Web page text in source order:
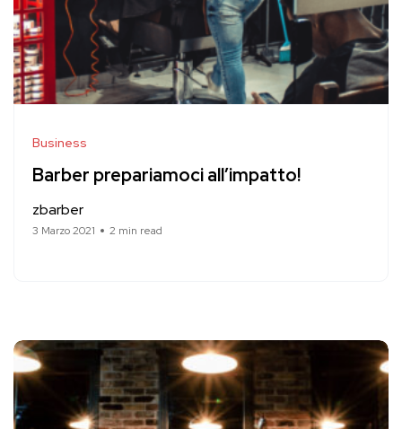
Business
Barber prepariamoci all’impatto!
zbarber
3 Marzo 2021 2 min read